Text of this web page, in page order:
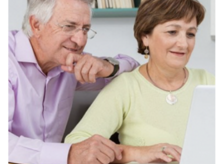
los pasos a seguir para obtener el apoyo necesario.